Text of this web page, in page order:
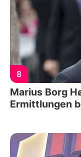
8
Marius Borg
Ermittlungen